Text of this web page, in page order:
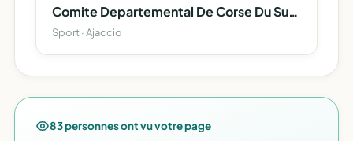
Comite Departemental De Corse Du Sud De La Federation Francaise De Petanque Et Jeu Provencal
Sport · Ajaccio
83 personnes ont vu votre page